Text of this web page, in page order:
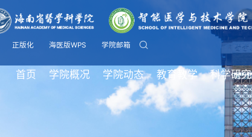
正版化 海医版WPS 学院邮箱
首页 学院概况 学院动态 教育教学 科学研究